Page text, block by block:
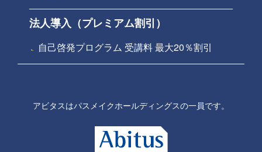
法人導入（プレミアム割引）
自己啓発プログラム 受講料 最大20％割引
アビタスはパスメイクホールディングスの一員です。